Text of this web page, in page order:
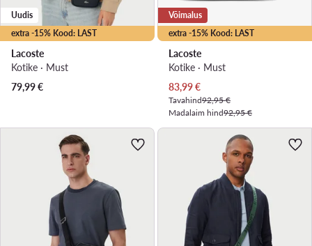
extra -15% Kood: LAST
Uudis
Lacoste
Kotike · Must
79,99€
extra -15% Kood: LAST
Võimalus
Lacoste
Kotike · Must
Praegune hind
83,99€
Tavahind92,95 €
Madalaim hind92,95 €